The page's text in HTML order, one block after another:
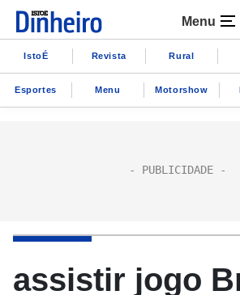
Menu
IstoÉ Revista Rural
Esportes Menu Motorshow
assistir jogo